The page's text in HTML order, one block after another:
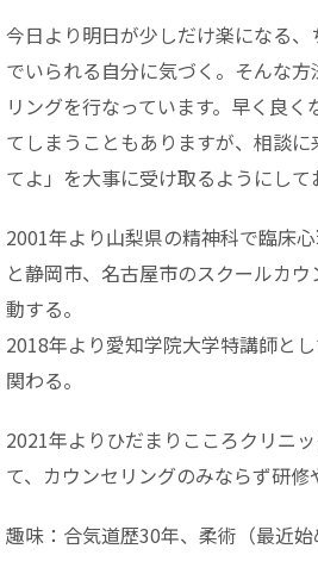
今日より明日が少しだけ楽になる
でいられる自分に気づく。そんな
リングを行なっています。早く良
てしまうこともありますが、相談
てよ」を大事に受け取るようにして
2001年より山梨県の精神科で臨床
と静岡市、名古屋市のスクールカ
動する。
2018年より愛知学院大学特講師と
関わる。
2021年よりひだまりこころクリニ
て、カウンセリングのみならず研修
趣味：合気道歴30年、柔術（最近始